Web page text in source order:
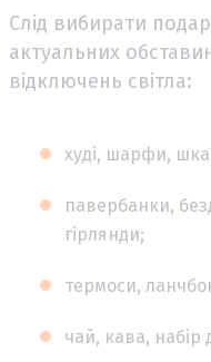
Слід вибирати
актуальних
відключень світла:
худі, шарфи,
павербанки,
гірлянди;
термоси,
чай, кава, набір